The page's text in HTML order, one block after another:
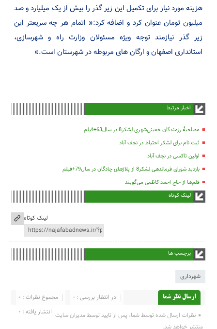
هزینه مورد نیاز برای تکمیل این زیر گذر را بیش از یک میلیارد و صد
میلیون تومان عنوان کرد و اضافه کرد:« اتمام هر چه سریعتر این
زیر گذر نیازمند توجه ویژه مسئولان وزارت راه و شهرسازی،
استانداری اصفهان و ارگان های مربوطه در شهرستان است.»
اخبار مرتبط
مصاحبۀ رزمندگان خمینی‌شهری لشکر8 در سال63+فیلم
ثبت نام برای لشکر احتیاط در نجف آباد
اولین تاکسی در نجف آباد
بازدید شورای فرماندهی لشکر8 از پلاژهای چادگان در سال79+فیلم
قلم‌ها از حاج احمد کاظمی می‌گویند
لینک کوتاه
لینک کوتاه
برچسب ها
شهرداری
ارسال نظر شما مجموع نظرات : 0
در انتظار بررسی : 0
انتشار یافته : 0 نظرات ارسال شده توسط شما، پس از تایید توسط مدیران سایت